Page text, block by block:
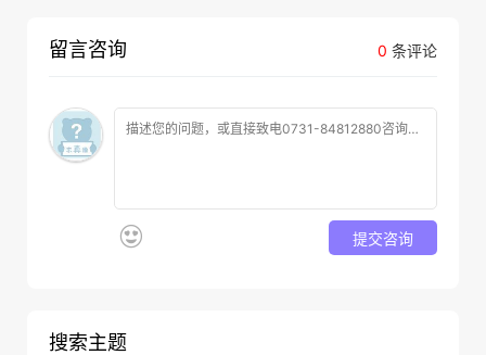
0 条评论
留言咨询
提交咨询
搜索主题